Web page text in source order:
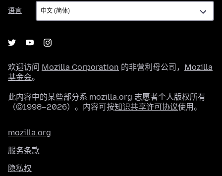
语言
语
言
欢迎访问 Mozilla Corporation 的非营利母公司， Mozilla
基金会。
此内容中的某些部分系 mozilla.org 志愿者个人版权所有
（©1998–2026）。内容可按知识共享许可协议使用。
mozilla.org
服务条款
隐私权